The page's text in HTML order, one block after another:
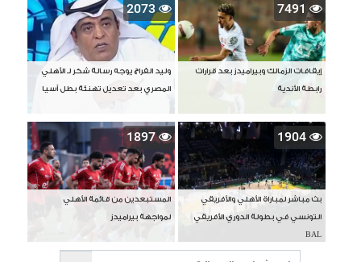
7491
إيقافات الزمالك وبيراميدز بعد قرارات
رابطة الأندية
2073
وليد الفراج يوجه رسالة شكر لـ الأهلي
المصري بعد تعديل تهنئة بطل آسيا
1904
بث مباشر لمباراة الأهلي والأفريقي
التونسي في بطولة الدوري الأفريقي
BAL
1897
المستبعدين من قائمة الأهلي
لمواجهة بيراميدز